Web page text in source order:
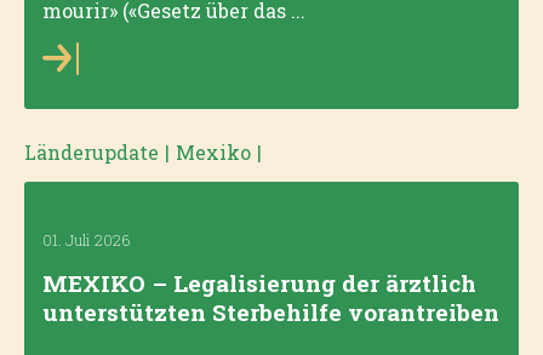
mourir» («Gesetz über das ...
Länderupdate | Mexiko |
01. Juli 2026
MEXIKO – Legalisierung der ärztlich
unterstützten Sterbehilfe vorantreiben